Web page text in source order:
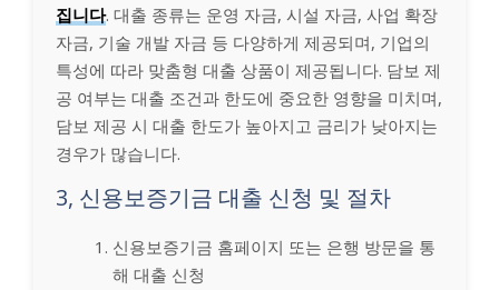
집니다. 대출 종류는 운영 자금, 시설 자금, 사업 확장
자금, 기술 개발 자금 등 다양하게 제공되며, 기업의
특성에 따라 맞춤형 대출 상품이 제공됩니다. 담보 제
공 여부는 대출 조건과 한도에 중요한 영향을 미치며,
담보 제공 시 대출 한도가 높아지고 금리가 낮아지는
경우가 많습니다.
3, 신용보증기금 대출 신청 및 절차
신용보증기금 홈페이지 또는 은행 방문을 통
해 대출 신청